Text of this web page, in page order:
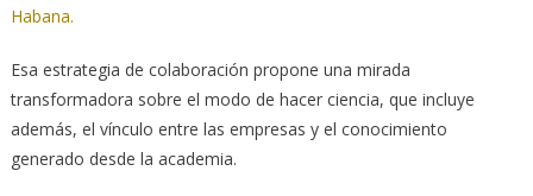
Habana.
Esa estrategia de colaboración propone una mirada
transformadora sobre el modo de hacer ciencia, que incluye
además, el vínculo entre las empresas y el conocimiento
generado desde la academia.